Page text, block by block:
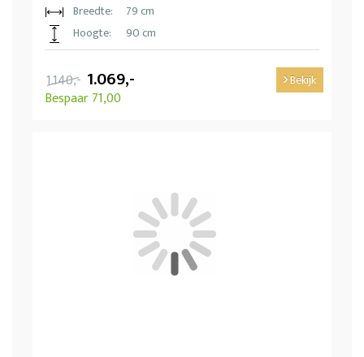
Breedte:
79 cm
Hoogte:
90 cm
1.140,- 1.069,-
Bespaar 71,00
Bekijk